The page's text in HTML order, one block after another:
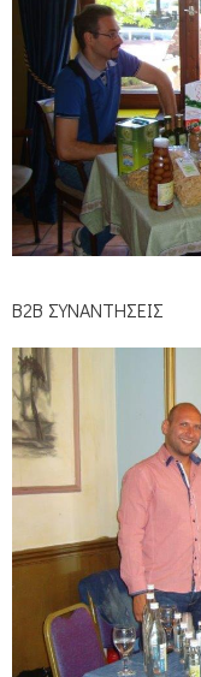
Β2Β ΣΥΝΑΝΤΗΣΕΙΣ